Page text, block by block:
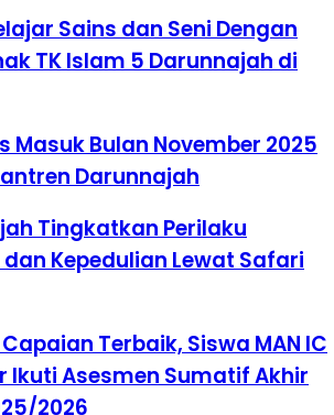
Sains dan Seni Dengan
TK Islam 5 Darunnajah di
Masuk Bulan November 2025
Darunnajah
Tingkatkan Perilaku
Kepedulian Lewat Safari
Terbaik, Siswa MAN IC
Ikuti Asesmen Sumatif Akhir
2026